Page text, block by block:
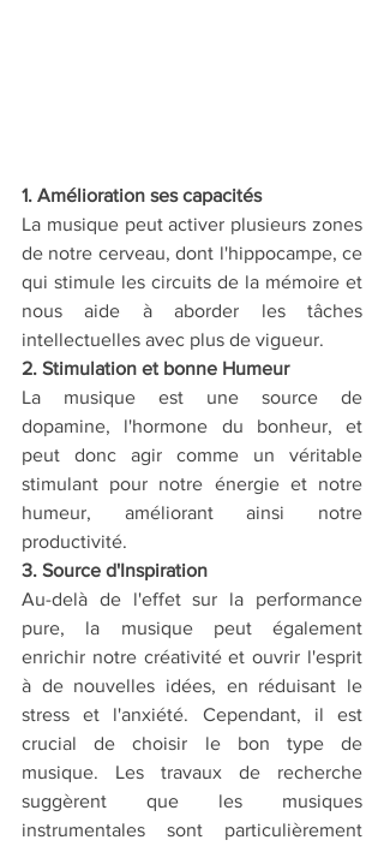
1. Amélioration ses capacités
La musique peut activer plusieurs zones
de notre cerveau, dont l'hippocampe, ce
qui stimule les circuits de la mémoire et
nous aide à aborder les tâches
intellectuelles avec plus de vigueur.
2. Stimulation et bonne Humeur
La musique est une source de
dopamine, l'hormone du bonheur, et
peut donc agir comme un véritable
stimulant pour notre énergie et notre
humeur, améliorant ainsi notre
productivité.
3. Source d'Inspiration
Au-delà de l'effet sur la performance
pure, la musique peut également
enrichir notre créativité et ouvrir l'esprit
à de nouvelles idées, en réduisant le
stress et l'anxiété. Cependant, il est
crucial de choisir le bon type de
musique. Les travaux de recherche
suggèrent que les musiques
instrumentales sont particulièrement